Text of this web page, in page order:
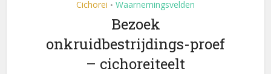
Cichorei • Waarnemingsvelden
Bezoek
onkruidbestrijdings-proef
– cichoreiteelt